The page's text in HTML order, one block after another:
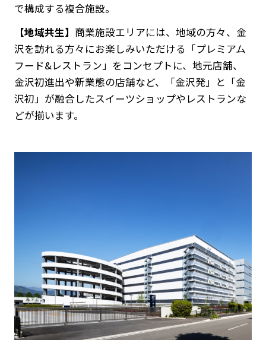
で構成する複合施設。
【地域共生】 商業施設エリアには、地域の方々、金
沢を訪れる方々にお楽しみいただける「プレミアム
フード&レストラン」をコンセプトに、地元店舗、
金沢初進出や新業態の店舗など、「金沢発」と「金
沢初」が融合したスイーツショップやレストランな
どが揃います。